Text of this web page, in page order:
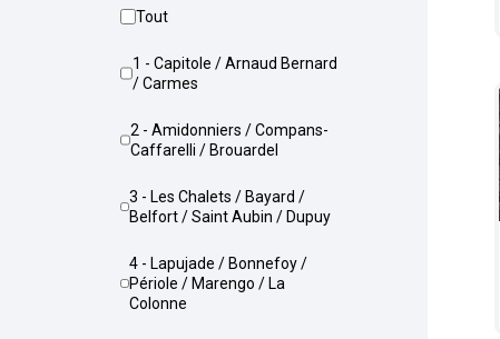
Tout
1 - Capitole / Arnaud Bernard
/ Carmes
2 - Amidonniers / Compans-
Caffarelli / Brouardel
3 - Les Chalets / Bayard /
Belfort / Saint Aubin / Dupuy
4 - Lapujade / Bonnefoy /
Périole / Marengo / La
Colonne